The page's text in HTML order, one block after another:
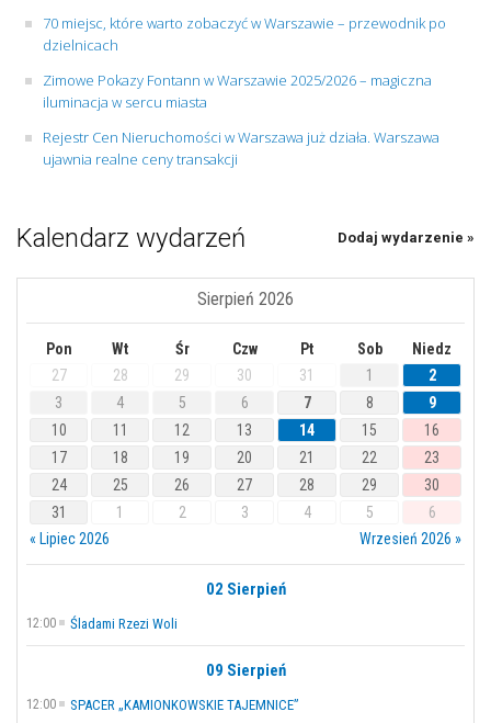
70 miejsc, które warto zobaczyć w Warszawie – przewodnik po
dzielnicach
Zimowe Pokazy Fontann w Warszawie 2025/2026 – magiczna
iluminacja w sercu miasta
Rejestr Cen Nieruchomości w Warszawa już działa. Warszawa
ujawnia realne ceny transakcji
Kalendarz wydarzeń Dodaj wydarzenie »
Sierpień 2026
Pon Wt Śr Czw Pt Sob
Niedz
27
28 29 30 31 1
2
3
4 5 6 7 8
9
10
11 12 13 14 15
16
17
18 19 20 21 22
23
24
25 26 27 28 29
30
31
1 2 3 4 5
6
« Lipiec 2026
Wrzesień 2026 »
02 Sierpień
12:00 Śladami Rzezi Woli
09 Sierpień
12:00 SPACER „KAMIONKOWSKIE TAJEMNICE”